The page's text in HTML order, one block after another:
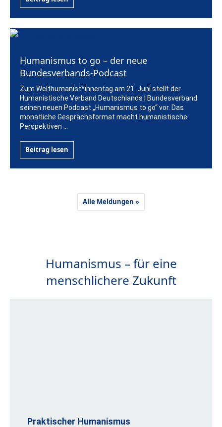
Humanismus to go – der neue
Bundesverbands-Podcast
Zum Welthumanist*innentag am 21. Juni stellt der
Humanistische Verband Deutschlands | Bundesverband
seinen neuen Podcast „Humanismus to go“ vor. Das
monatliche Gesprächsformat macht humanistische
Perspektiven ...
Beitrag lesen
Alle Meldungen »
Humanismus – für eine
menschlichere Zukunft
Praktischer Humanismus